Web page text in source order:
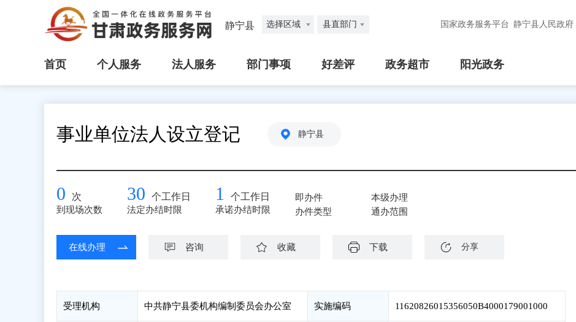
静宁县 选择区域 县直部门 国家政务服务平台 静宁县人民政府
首页 个人服务 法人服务 部门事项 好差评 政务超市 阳光政务
事业单位法人设立登记 静宁县
0 次
到现场次数
30 个工作日
法定办结时限
1 个工作日
承诺办结时限
即办件
办件类型
本级办理
通办范围
在线办理 咨询 收藏 下载 分享
受理机构 中共静宁县委机构编制委员会办公室 实施编码 11620826015356050B4000179001000